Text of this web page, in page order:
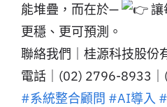
能堆疊，而在於—
讓
更穩、更可預測。
聯絡我們｜桂源科技股份
電話｜(02) 2796-8933
#系統整合顧問 #AI導入